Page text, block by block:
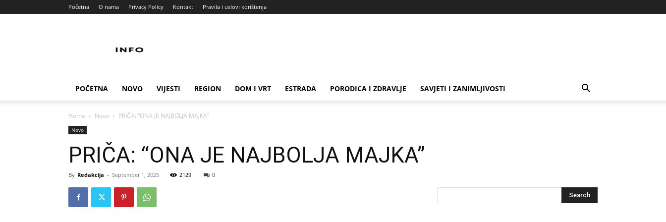
Početna O nama Privacy Policy Kontakt Pravila i uslovi korištenja
POČETNA NOVO VIJESTI REGION DOM I VRT ESTRADA PORODICA I ZDRAVLJE SAVJETI I ZANIMLJIVOSTI
Home Novo PRIČA: “ONA JE NAJBOLJA MAJKA”
Novo
PRIČA: “ONA JE NAJBOLJA MAJKA”
By Redakcija - September 1, 2025 2129 0